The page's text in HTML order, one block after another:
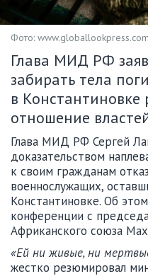
Фото:
Глава МИД РФ
забирать тела
в Константиновке
отношение
Глава МИД РФ Сергей
доказательством
к своим гражданам
военнослужащих,
Константиновке. Об
конференции с
Африканского союза
«Ей ни живые, ни
жестко резюмировал